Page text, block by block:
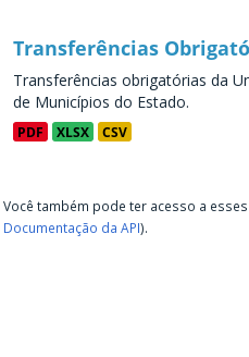
Transferências
Transferências obrigatórias da
de Municípios do Estado.
PDF XLSX CSV
Você também pode ter acesso a
Documentação da API).